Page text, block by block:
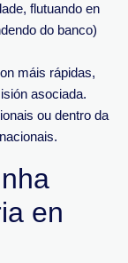
flutuando en
do banco)
máis rápidas,
asociada.
ou dentro da
en